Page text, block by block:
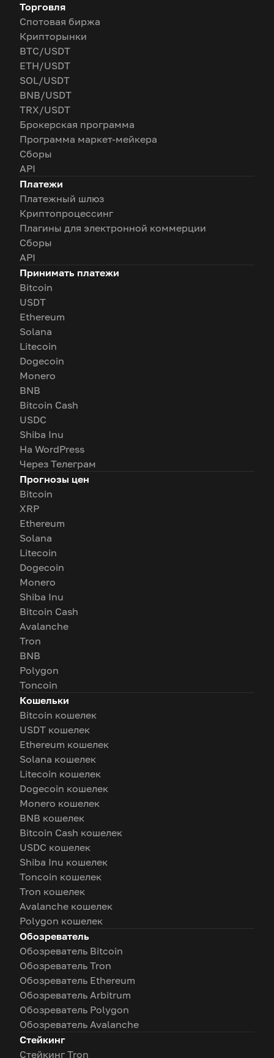
Торговля
Спотовая биржа
Крипторынки
BTC/USDT
ETH/USDT
SOL/USDT
BNB/USDT
TRX/USDT
Брокерская программа
Программа маркет-мейкера
Сборы
API
Платежи
Платежный шлюз
Криптопроцессинг
Плагины для электронной коммерции
Сборы
API
Принимать платежи
Bitcoin
USDT
Ethereum
Solana
Litecoin
Dogecoin
Monero
BNB
Bitcoin Cash
USDC
Shiba Inu
На WordPress
Через Телеграм
Прогнозы цен
Bitcoin
XRP
Ethereum
Solana
Litecoin
Dogecoin
Monero
Shiba Inu
Bitcoin Cash
Avalanche
Tron
BNB
Polygon
Toncoin
Кошельки
Bitcoin кошелек
USDT кошелек
Ethereum кошелек
Solana кошелек
Litecoin кошелек
Dogecoin кошелек
Monero кошелек
BNB кошелек
Bitcoin Cash кошелек
USDC кошелек
Shiba Inu кошелек
Toncoin кошелек
Tron кошелек
Avalanche кошелек
Polygon кошелек
Обозреватель
Обозреватель Bitcoin
Обозреватель Tron
Обозреватель Ethereum
Обозреватель Arbitrum
Обозреватель Polygon
Обозреватель Avalanche
Стейкинг
Стейкинг Tron